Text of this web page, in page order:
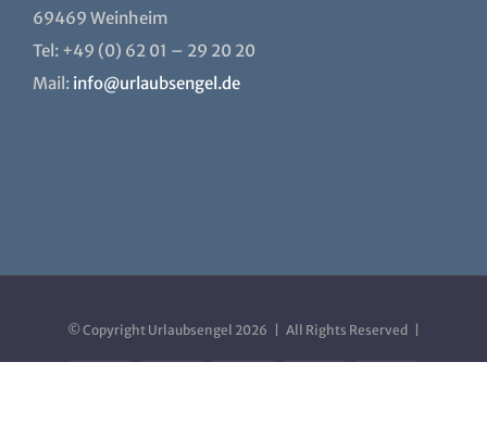
69469 Weinheim
Tel: +49 (0) 62 01 – 29 20 20
Mail: info@urlaubsengel.de
© Copyright Urlaubsengel 2026 | All Rights Reserved |